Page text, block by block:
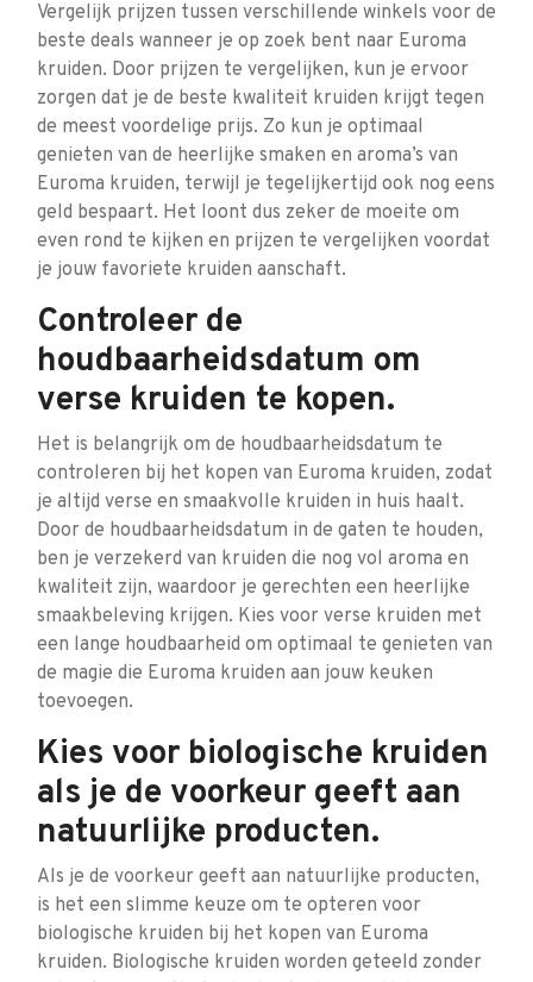
Vergelijk prijzen tussen verschillende winkels voor de
beste deals wanneer je op zoek bent naar Euroma
kruiden. Door prijzen te vergelijken, kun je ervoor
zorgen dat je de beste kwaliteit kruiden krijgt tegen
de meest voordelige prijs. Zo kun je optimaal
genieten van de heerlijke smaken en aroma’s van
Euroma kruiden, terwijl je tegelijkertijd ook nog eens
geld bespaart. Het loont dus zeker de moeite om
even rond te kijken en prijzen te vergelijken voordat
je jouw favoriete kruiden aanschaft.
Controleer de
houdbaarheidsdatum om
verse kruiden te kopen.
Het is belangrijk om de houdbaarheidsdatum te
controleren bij het kopen van Euroma kruiden, zodat
je altijd verse en smaakvolle kruiden in huis haalt.
Door de houdbaarheidsdatum in de gaten te houden,
ben je verzekerd van kruiden die nog vol aroma en
kwaliteit zijn, waardoor je gerechten een heerlijke
smaakbeleving krijgen. Kies voor verse kruiden met
een lange houdbaarheid om optimaal te genieten van
de magie die Euroma kruiden aan jouw keuken
toevoegen.
Kies voor biologische kruiden
als je de voorkeur geeft aan
natuurlijke producten.
Als je de voorkeur geeft aan natuurlijke producten,
is het een slimme keuze om te opteren voor
biologische kruiden bij het kopen van Euroma
kruiden. Biologische kruiden worden geteeld zonder